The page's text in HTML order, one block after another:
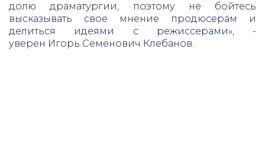
долю драматургии, поэтому не бойтесь
высказывать свое мнение продюсерам и
делиться идеями с режиссерами», -
уверен Игорь Семёнович Клебанов.